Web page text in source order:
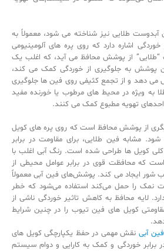
آبدوست طلایی نیز شناخته می شود، معمولاً به
اشاره دارد که روی پره های آلومینیومی
“طلایی” از پوشش محافظ می آید، که اغلب یک
پوشش به جلوگیری از خوردگی کمک می کند،
می دهد و از تجمع کثیفی روی فین ها جلوگیری
ویژه در محیط های مرطوب یا خورنده مفید
تهویه مطبوع کمک می کنند.
از پوشش محافظ است که روی پره های کویل
مشابه فین طلایی، برای مقاومت در برابر
کویل ها طراحی شده است. رنگ آبی اغلب با
که محافظت قوی در برابر عوامل محیطی از
شور ایجاد می کند. پوشش‌های فین آبی معمولاً
نمک را حمل می‌کند استفاده می‌شود که خطر
لایه محافظ به کاهش تاثیر خوردگی ناشی از
کویل های فین تیوب را در چنین شرایط
فین آبی نقش مهمی در حفظ یکپارچگی کویل های
برابر خوردگی و کمک به کارایی و دوام سیستم